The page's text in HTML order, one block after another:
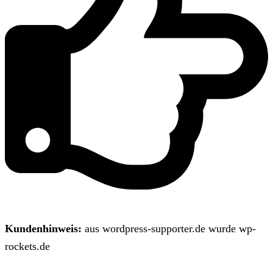
Kundenhinweis: aus wordpress-supporter.de wurde wp-
rockets.de